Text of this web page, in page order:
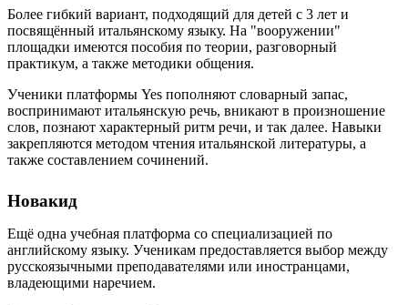
Более гибкий вариант, подходящий для детей с 3 лет и
посвящённый итальянскому языку. На "вооружении"
площадки имеются пособия по теории, разговорный
практикум, а также методики общения.
Ученики платформы Yes пополняют словарный запас,
воспринимают итальянскую речь, вникают в произношение
слов, познают характерный ритм речи, и так далее. Навыки
закрепляются методом чтения итальянской литературы, а
также составлением сочинений.
Новакид
Ещё одна учебная платформа со специализацией по
английскому языку. Ученикам предоставляется выбор между
русскоязычными преподавателями или иностранцами,
владеющими наречием.